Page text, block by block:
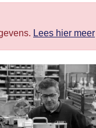
Lees hier meer